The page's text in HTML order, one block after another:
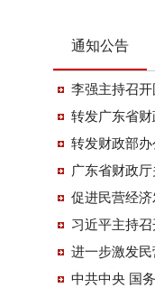
通知公告
李强主持召
转发广东省
转发财政部
广东省财政
促进民营经济
习近平主持
进一步激发
中共中央 国